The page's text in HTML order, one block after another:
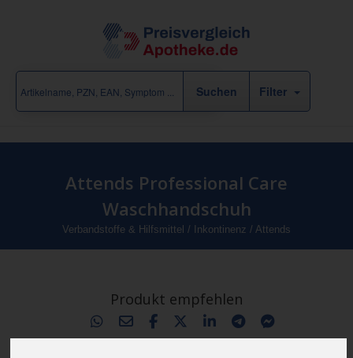
Filter
Attends Professional Care
Waschhandschuh
Verbandstoffe & Hilfsmittel / Inkontinenz / Attends
Produkt empfehlen